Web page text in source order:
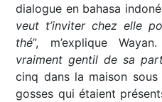
dialogue en bahasa
veut t’inviter chez elle
thé”, m’explique
vraiment gentil de sa
cinq dans la maison
gosses qui étaient